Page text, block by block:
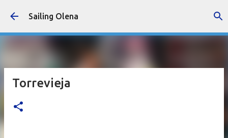
Sailing Olena
Torrevieja